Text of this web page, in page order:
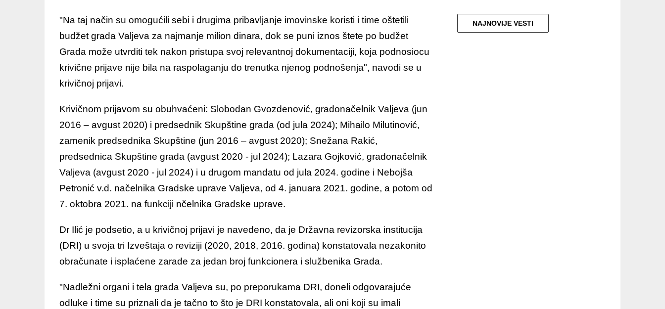
"Na taj način su omogućili sebi i drugima pribavljanje imovinske koristi i time oštetili
budžet grada Valjeva za najmanje milion dinara, dok se puni iznos štete po budžet
Grada može utvrditi tek nakon pristupa svoj relevantnoj dokumentaciji, koja podnosiocu
krivične prijave nije bila na raspolaganju do trenutka njenog podnošenja", navodi se u
krivičnoj prijavi.
Krivičnom prijavom su obuhvaćeni: Slobodan Gvozdenović, gradonačelnik Valjeva (jun
2016 – avgust 2020) i predsednik Skupštine grada (od jula 2024); Mihailo Milutinović,
zamenik predsednika Skupštine (jun 2016 – avgust 2020); Snežana Rakić,
predsednica Skupštine grada (avgust 2020 - jul 2024); Lazara Gojković, gradonačelnik
Valjeva (avgust 2020 - jul 2024) i u drugom mandatu od jula 2024. godine i Nebojša
Petronić v.d. načelnika Gradske uprave Valjeva, od 4. januara 2021. godine, a potom od
7. oktobra 2021. na funkciji nčelnika Gradske uprave.
Dr Ilić je podsetio, a u krivičnoj prijavi je navedeno, da je Državna revizorska institucija
(DRI) u svoja tri Izveštaja o reviziji (2020, 2018, 2016. godina) konstatovala nezakonito
obračunate i isplaćene zarade za jedan broj funkcionera i službenika Grada.
"Nadležni organi i tela grada Valjeva su, po preporukama DRI, doneli odgovarajuće
odluke i time su priznali da je tačno to što je DRI konstatovala, ali oni koji su imali
NAJNOVIJE VESTI